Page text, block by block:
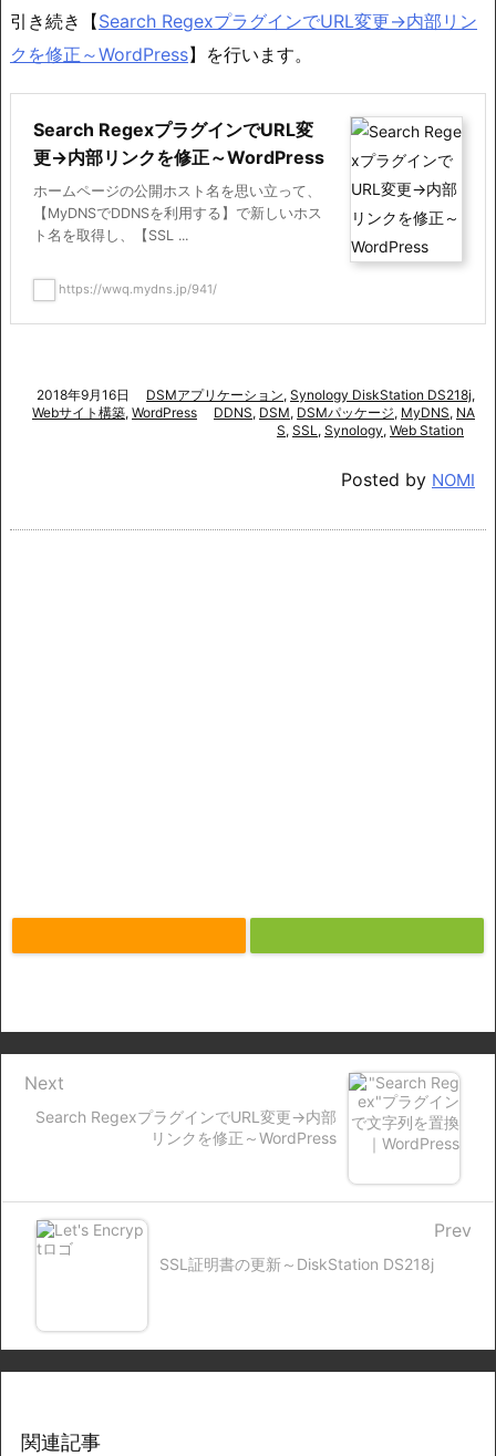
引き続き【Search RegexプラグインでURL変更→内部リン
クを修正～WordPress】を行います。
Search RegexプラグインでURL変
更→内部リンクを修正～WordPress
ホームページの公開ホスト名を思い立って、
【MyDNSでDDNSを利用する】で新しいホス
ト名を取得し、【SSL ...
https://wwq.mydns.jp/941/
2018年9月16日 DSMアプリケーション, Synology DiskStation DS218j,
Webサイト構築, WordPress DDNS, DSM, DSMパッケージ, MyDNS, NA
S, SSL , Synology, Web Station
Posted by NOMI
Search RegexプラグインでURL変更→内部
リンクを修正～WordPress
Next
SSL証明書の更新～DiskStation DS218j
Prev
関連記事